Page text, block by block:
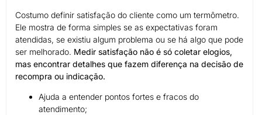
Costumo definir satisfação do cliente como um termômetro.
Ele mostra de forma simples se as expectativas foram
atendidas, se existiu algum problema ou se há algo que pode
ser melhorado. Medir satisfação não é só coletar elogios,
mas encontrar detalhes que fazem diferença na decisão de
recompra ou indicação.
Ajuda a entender pontos fortes e fracos do
atendimento;